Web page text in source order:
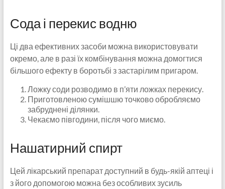
Сода і перекис водню
Ці два ефективних засоби можна використовувати
окремо, але в разі їх комбінування можна домогтися
більшого ефекту в боротьбі з застарілим пригаром.
Ложку соди розводимо в п’яти ложках перекису.
Приготовленою сумішшю точково обробляємо
забруднені ділянки.
Чекаємо півгодини, після чого миємо.
Нашатирний спирт
Цей лікарський препарат доступний в будь-якій аптеці і
з його допомогою можна без особливих зусиль